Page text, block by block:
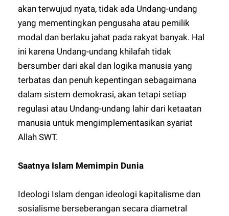
akan terwujud nyata, tidak ada Undang-undang
yang mementingkan pengusaha atau pemilik
modal dan berlaku jahat pada rakyat banyak. Hal
ini karena Undang-undang khilafah tidak
bersumber dari akal dan logika manusia yang
terbatas dan penuh kepentingan sebagaimana
dalam sistem demokrasi, akan tetapi setiap
regulasi atau Undang-undang lahir dari ketaatan
manusia untuk mengimplementasikan syariat
Allah SWT.
Saatnya Islam Memimpin Dunia
Ideologi Islam dengan ideologi kapitalisme dan
sosialisme berseberangan secara diametral